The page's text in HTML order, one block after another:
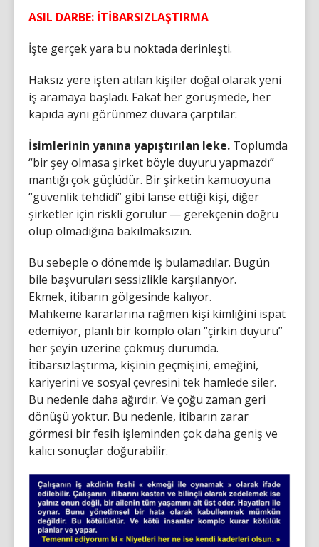
ASIL DARBE: İTİBARSIZLAŞTIRMA
İşte gerçek yara bu noktada derinleşti.
Haksız yere işten atılan kişiler doğal olarak yeni
iş aramaya başladı. Fakat her görüşmede, her
kapıda aynı görünmez duvara çarptılar:
İsimlerinin yanına yapıştırılan leke. Toplumda
“bir şey olmasa şirket böyle duyuru yapmazdı”
mantığı çok güçlüdür. Bir şirketin kamuoyuna
“güvenlik tehdidi” gibi lanse ettiği kişi, diğer
şirketler için riskli görülür — gerekçenin doğru
olup olmadığına bakılmaksızın.
Bu sebeple o dönemde iş bulamadılar. Bugün
bile başvuruları sessizlikle karşılanıyor.
Ekmek, itibarın gölgesinde kalıyor.
Mahkeme kararlarına rağmen kişi kimliğini ispat
edemiyor, planlı bir komplo olan “çirkin duyuru”
her şeyin üzerine çökmüş durumda.
İtibarsızlaştırma, kişinin geçmişini, emeğini,
kariyerini ve sosyal çevresini tek hamlede siler.
Bu nedenle daha ağırdır. Ve çoğu zaman geri
dönüşü yoktur. Bu nedenle, itibarın zarar
görmesi bir fesih işleminden çok daha geniş ve
kalıcı sonuçlar doğurabilir.